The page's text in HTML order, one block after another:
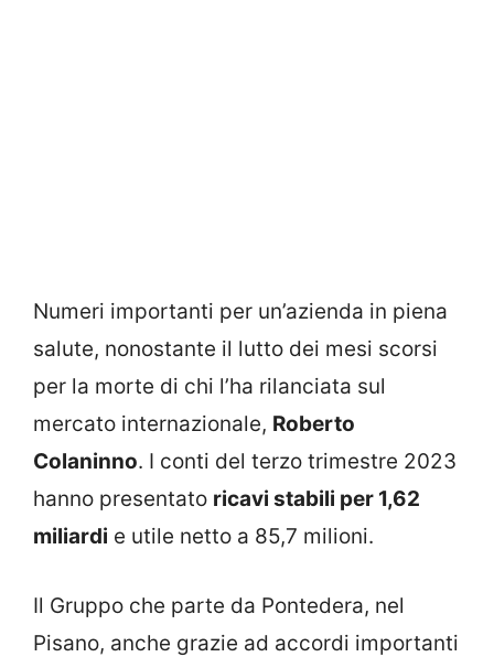
Numeri importanti per un’azienda in piena
salute, nonostante il lutto dei mesi scorsi
per la morte di chi l’ha rilanciata sul
mercato internazionale, Roberto
Colaninno. I conti del terzo trimestre 2023
hanno presentato ricavi stabili per 1,62
miliardi e utile netto a 85,7 milioni.
Il Gruppo che parte da Pontedera, nel
Pisano, anche grazie ad accordi importanti